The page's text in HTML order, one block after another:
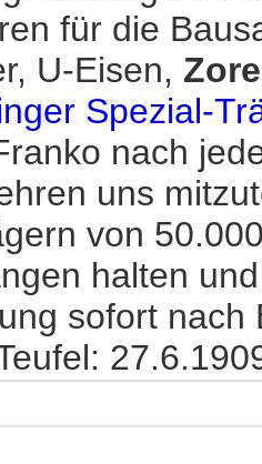
für die
U-Eisen,
Spezial-
nach
uns
von
halten
sofort